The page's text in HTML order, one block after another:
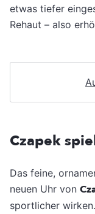
etwas tiefer
Rehaut – also
Czapek
Das feine,
neuen Uhr von
sportlicher